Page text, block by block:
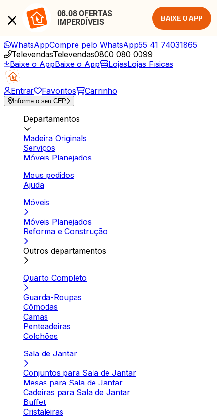
08.08 OFERTAS
IMPERDÍVEIS
BAIXE O APP
WhatsAppCompre pelo WhatsApp55 41 74031865
TelevendasTelevendas0800 080 0099
Baixe o AppBaixe o App LojasLojas Físicas
Entrar Favoritos Carrinho
Informe o seu CEP
Departamentos
Madeira Originals
Serviços
Móveis Planejados
Meus pedidos
Ajuda
Móveis
Móveis Planejados
Reforma e Construção
Outros departamentos
Quarto Completo
Guarda-Roupas
Cômodas
Camas
Penteadeiras
Colchões
Sala de Jantar
Conjuntos para Sala de Jantar
Mesas para Sala de Jantar
Cadeiras para Sala de Jantar
Buffet
Cristaleiras